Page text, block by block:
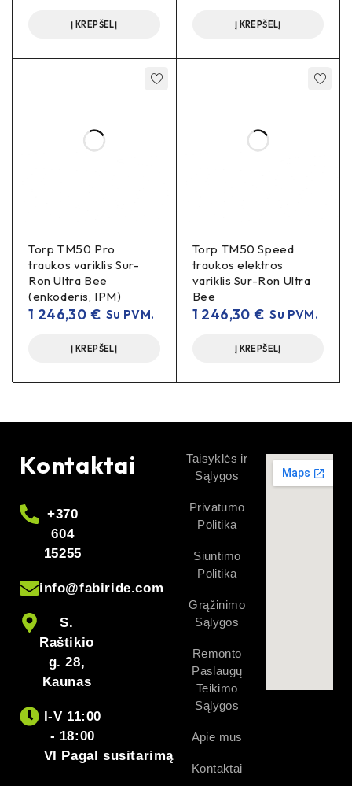
Į KREPŠELĮ Į KREPŠELĮ
Torp TM50 Pro
traukos variklis Sur-
Ron Ultra Bee
(enkoderis, IPM)
1 246,30 € Su PVM.
Į KREPŠELĮ
Torp TM50 Speed
traukos elektros
variklis Sur-Ron Ultra
Bee
1 246,30€ Su PVM.
Į KREPŠELĮ
Kontaktai
+370
604
15255
info@fabiride.com
S.
Raštikio
g. 28,
Kaunas
I-V 11:00
- 18:00
VI Pagal susitarimą
Taisyklės ir
Sąlygos
Privatumo
Politika
Siuntimo
Politika
Grąžinimo
Sąlygos
Remonto
Paslaugų
Teikimo
Sąlygos
Apie mus
Kontaktai